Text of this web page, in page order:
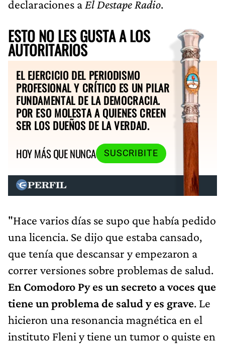
declaraciones a El Destape Radio.
ESTO NO LES GUSTA A LOS
AUTORITARIOS
EL EJERCICIO DEL PERIODISMO
PROFESIONAL Y CRÍTICO ES UN PILAR
FUNDAMENTAL DE LA DEMOCRACIA.
POR ESO MOLESTA A QUIENES CREEN
SER LOS DUEÑOS DE LA VERDAD.
HOY MÁS QUE NUNCA
SUSCRIBITE
"Hace varios días se supo que había pedido
una licencia. Se dijo que estaba cansado,
que tenía que descansar y empezaron a
correr versiones sobre problemas de salud.
En Comodoro Py es un secreto a voces que
tiene un problema de salud y es grave. Le
hicieron una resonancia magnética en el
instituto Fleni y tiene un tumor o quiste en